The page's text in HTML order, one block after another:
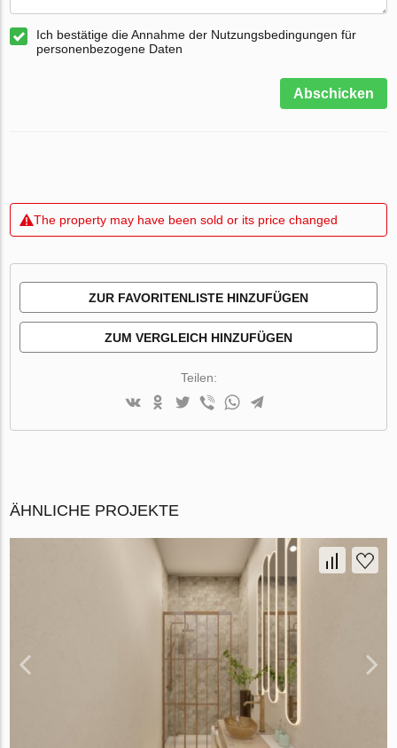
Ich bestätige die Annahme der Nutzungsbedingungen für
personenbezogene Daten
Abschicken
The property may have been sold or its price changed
ZUR FAVORITENLISTE HINZUFÜGEN
ZUM VERGLEICH HINZUFÜGEN
Teilen:
ÄHNLICHE PROJEKTE